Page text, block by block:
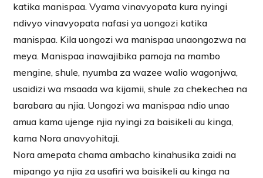
katika manispaa. Vyama vinavyopata kura nyingi
ndivyo vinavyopata nafasi ya uongozi katika
manispaa. Kila uongozi wa manispaa unaongozwa na
meya. Manispaa inawajibika pamoja na mambo
mengine, shule, nyumba za wazee walio wagonjwa,
usaidizi wa msaada wa kijamii, shule za chekechea na
barabara au njia. Uongozi wa manispaa ndio unao
amua kama ujenge njia nyingi za baisikeli au kinga,
kama Nora anavyohitaji.
Nora amepata chama ambacho kinahusika zaidi na
mipango ya njia za usafiri wa baisikeli au kinga na